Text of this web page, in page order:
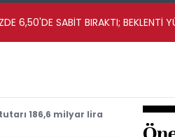
6,50'DE SABİT BIRAKTI; BEKLENTİ
186,6 milyar lira